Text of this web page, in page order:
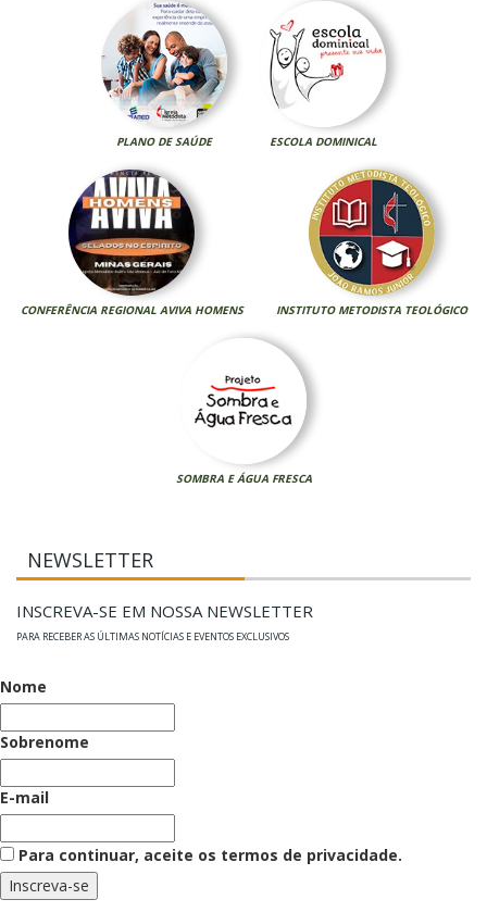
PLANO DE SAÚDE ESCOLA DOMINICAL
CONFERÊNCIA REGIONAL AVIVA HOMENS INSTITUTO METODISTA TEOLÓGICO
SOMBRA E ÁGUA FRESCA
NEWSLETTER
INSCREVA-SE EM NOSSA NEWSLETTER
PARA RECEBER AS ÚLTIMAS NOTÍCIAS E EVENTOS EXCLUSIVOS
Nome
Sobrenome
E-mail
Para continuar, aceite os termos de privacidade.